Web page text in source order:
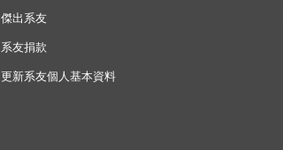
傑出系友
系友捐款
更新系友個人基本資料